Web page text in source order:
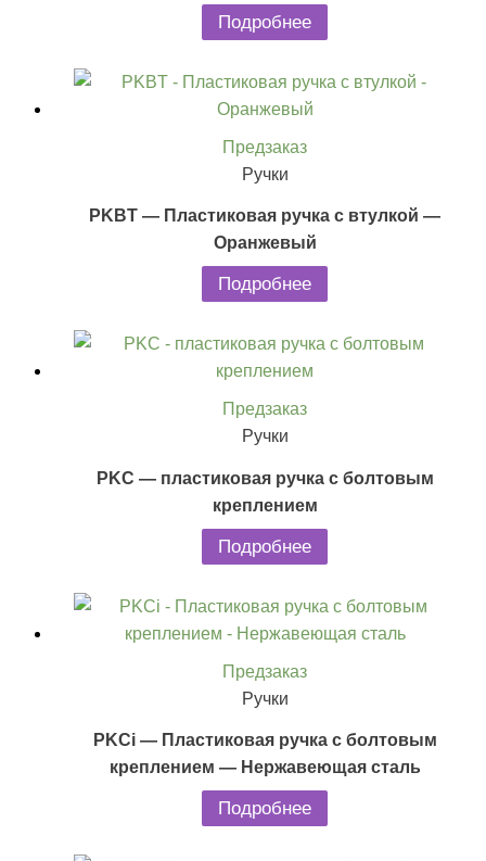
Подробнее
Предзаказ
Ручки
PKBT — Пластиковая ручка с втулкой —
Оранжевый
Подробнее
Предзаказ
Ручки
PKC — пластиковая ручка с болтовым
креплением
Подробнее
Предзаказ
Ручки
PKCi — Пластиковая ручка с болтовым
креплением — Нержавеющая сталь
Подробнее